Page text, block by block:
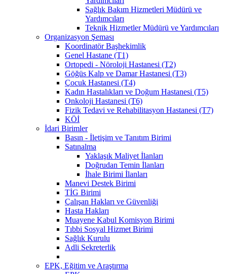
Sağlık Bakım Hizmetleri Müdürü ve
Yardımcıları
Teknik Hizmetler Müdürü ve Yardımcıları
Organizasyon Şeması
Koordinatör Başhekimlik
Genel Hastane (T1)
Ortopedi - Nöroloji Hastanesi (T2)
Göğüs Kalp ve Damar Hastanesi (T3)
Çocuk Hastanesi (T4)
Kadın Hastalıkları ve Doğum Hastanesi (T5)
Onkoloji Hastanesi (T6)
Fizik Tedavi ve Rehabilitasyon Hastanesi (T7)
KÖİ
İdari Birimler
Basın - İletişim ve Tanıtım Birimi
Satınalma
Yaklaşık Maliyet İlanları
Doğrudan Temin İlanları
İhale Birimi İlanları
Manevi Destek Birimi
TİG Birimi
Çalışan Hakları ve Güvenliği
Hasta Hakları
Muayene Kabul Komisyon Birimi
Tıbbi Sosyal Hizmet Birimi
Sağlık Kurulu
Adli Sekreterlik
EPK, Eğitim ve Araştırma